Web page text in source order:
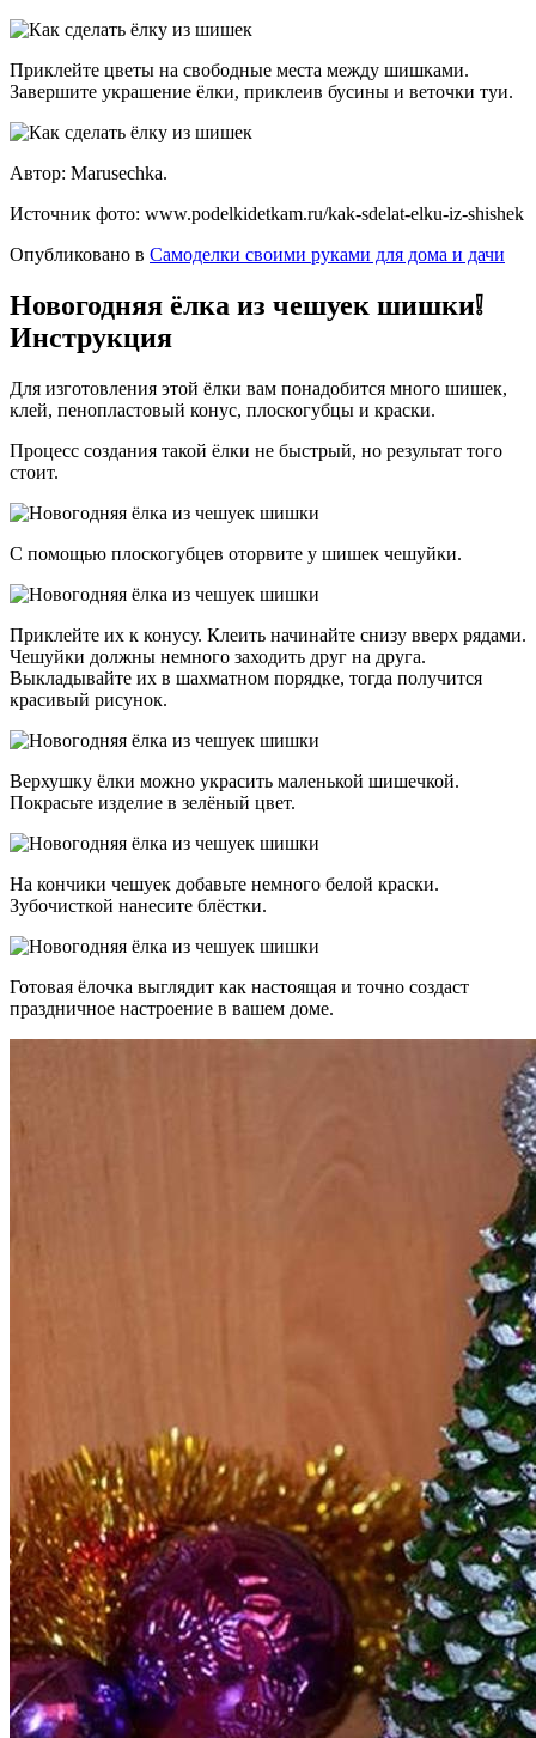
Приклейте цветы на свободные места между шишками.
Завершите украшение ёлки, приклеив бусины и веточки туи.
Автор: Marusechka.
Источник фото: www.podelkidetkam.ru/kak-sdelat-elku-iz-shishek
Опубликовано в Самоделки своими руками для дома и дачи
Новогодняя ёлка из чешуек шишки❕
Инструкция
Для изготовления этой ёлки вам понадобится много шишек,
клей, пенопластовый конус, плоскогубцы и краски.
Процесс создания такой ёлки не быстрый, но результат того
стоит.
С помощью плоскогубцев оторвите у шишек чешуйки.
Приклейте их к конусу. Клеить начинайте снизу вверх рядами.
Чешуйки должны немного заходить друг на друга.
Выкладывайте их в шахматном порядке, тогда получится
красивый рисунок.
Верхушку ёлки можно украсить маленькой шишечкой.
Покрасьте изделие в зелёный цвет.
На кончики чешуек добавьте немного белой краски.
Зубочисткой нанесите блёстки.
Готовая ёлочка выглядит как настоящая и точно создаст
праздничное настроение в вашем доме.